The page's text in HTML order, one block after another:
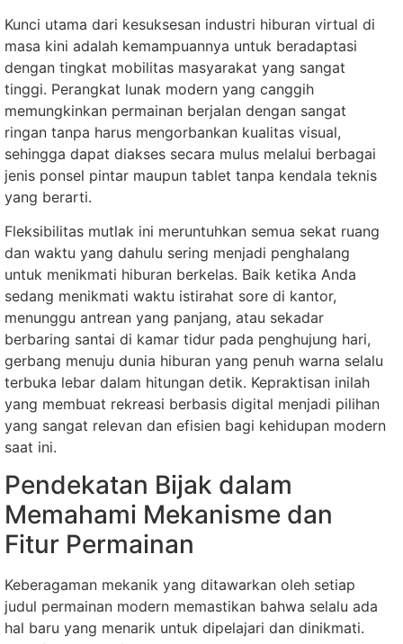
Kunci utama dari kesuksesan industri hiburan virtual di
masa kini adalah kemampuannya untuk beradaptasi
dengan tingkat mobilitas masyarakat yang sangat
tinggi. Perangkat lunak modern yang canggih
memungkinkan permainan berjalan dengan sangat
ringan tanpa harus mengorbankan kualitas visual,
sehingga dapat diakses secara mulus melalui berbagai
jenis ponsel pintar maupun tablet tanpa kendala teknis
yang berarti.
Fleksibilitas mutlak ini meruntuhkan semua sekat ruang
dan waktu yang dahulu sering menjadi penghalang
untuk menikmati hiburan berkelas. Baik ketika Anda
sedang menikmati waktu istirahat sore di kantor,
menunggu antrean yang panjang, atau sekadar
berbaring santai di kamar tidur pada penghujung hari,
gerbang menuju dunia hiburan yang penuh warna selalu
terbuka lebar dalam hitungan detik. Kepraktisan inilah
yang membuat rekreasi berbasis digital menjadi pilihan
yang sangat relevan dan efisien bagi kehidupan modern
saat ini.
Pendekatan Bijak dalam
Memahami Mekanisme dan
Fitur Permainan
Keberagaman mekanik yang ditawarkan oleh setiap
judul permainan modern memastikan bahwa selalu ada
hal baru yang menarik untuk dipelajari dan dinikmati.